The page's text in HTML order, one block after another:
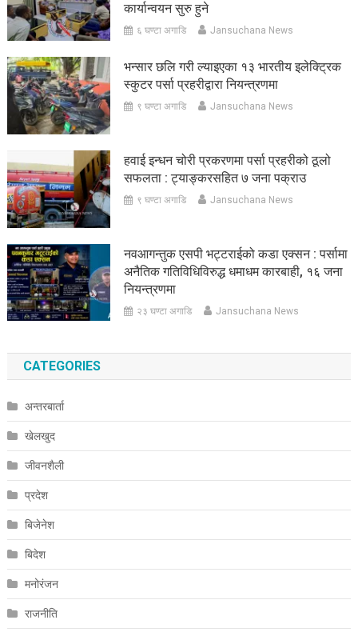
कार्यान्वयन सुरु हुने
६ घण्टा अगाडि Jansuchana News
भन्सार छलि गरी ल्याइएका १३ भारतीय इलेक्ट्रिक
स्कुटर पर्सा प्रहरीद्वारा नियन्त्रणमा
९ घण्टा अगाडि Jansuchana News
हवाई इन्धन चोरी प्रकरणमा पर्सा प्रहरीको ठूलो
सफलता : ट्याङ्करसहित ७ जना पक्राउ
९ घण्टा अगाडि Jansuchana News
नवआगन्तुक एसपी भट्टराईको कडा एक्सन : पर्सामा
अनैतिक गतिविधिविरुद्ध धमाधम कारबाही, १६ जना
नियन्त्रणमा
२३ घण्टा अगाडि Jansuchana News
CATEGORIES
अन्तरबार्ता
खेलखुद
जीवनशैली
प्रदेश
बिजेनेश
बिदेश
मनोरंजन
राजनीति